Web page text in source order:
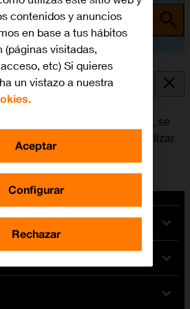
tema
llamada en espera
en espera está activada, se
llamada sin tener que finalizar
contenidos y anuncios
en base a tus hábitos
(páginas visitadas,
etc) Si quieres
un vistazo a nuestra
Configurar
Rechazar
Aceptar